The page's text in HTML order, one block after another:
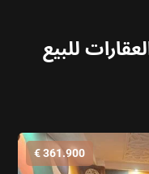
للبيع
361.900 €